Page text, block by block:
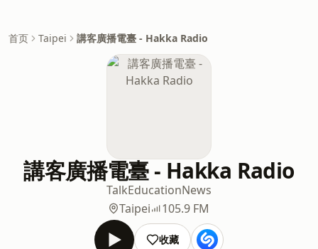
首页 Taipei 講客廣播電臺 - Hakka Radio
講客廣播電臺 - Hakka Radio
TalkEducationNews
Taipei
105.9 FM
收藏